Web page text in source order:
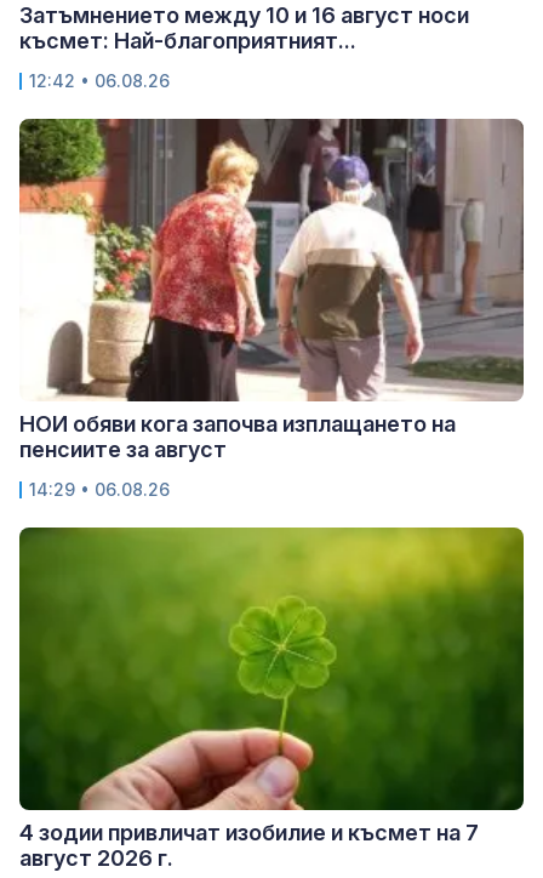
Затъмнението между 10 и 16 август носи
късмет: Най-благоприятният...
12:42 • 06.08.26
НОИ обяви кога започва изплащането на
пенсиите за август
14:29 • 06.08.26
4 зодии привличат изобилие и късмет на 7
август 2026 г.